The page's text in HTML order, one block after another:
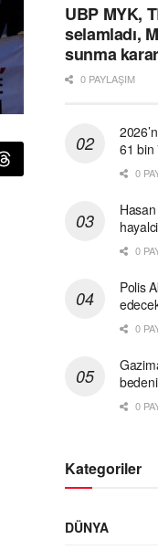
UBP MYK,
selamladı,
sunma
0 PAYLAŞIM
61 bin
0
Hasan
0
Polis
0
0
Kategoriler
DÜNYA